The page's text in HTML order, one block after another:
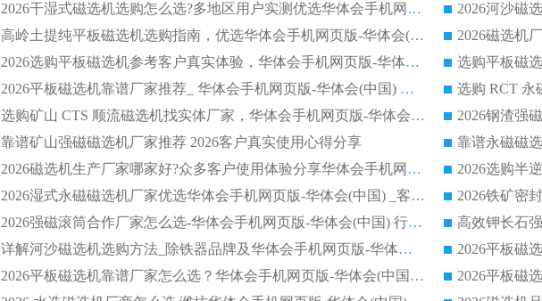
2026干湿式磁选机选购怎么选?多地区用户实测优选华体会手机网页版-华体会(中国) 生产厂家
高岭土提纯平板磁选机选购指南，优选华体会手机网页版-华体会(中国) 靠谱生产厂家
2026选购平板磁选机参考客户真实体验，华体会手机网页版-华体会(中国) 厂家行业口碑排名前列
2026平板磁选机靠谱厂家推荐_ 华体会手机网页版-华体会(中国) 凭借良好口碑获得众多客户认可
选购矿山 CTS 顺流磁选机找实体厂家，华体会手机网页版-华体会(中国) 按需定制设备配套完善售后
靠谱矿山强磁磁选机厂家推荐 2026客户真实使用心得分享
2026磁选机生产厂家哪家好?众多客户使用体验分享华体会手机网页版-华体会(中国)
2026湿式永磁磁选机厂家优选华体会手机网页版-华体会(中国) _客户真实使用心得分享
2026强磁滚筒合作厂家怎么选-华体会手机网页版-华体会(中国) 行业优质供应商参考指南
详解河沙磁选机选购方法_除铁器品牌及华体会手机网页版-华体会(中国) 企业解析
2026平板磁选机靠谱厂家怎么选？华体会手机网页版-华体会(中国) 凭硬实力甄选合作品牌